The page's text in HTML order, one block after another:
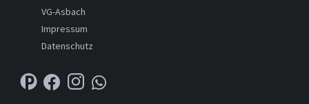
VG-Asbach
Impressum
Datenschutz